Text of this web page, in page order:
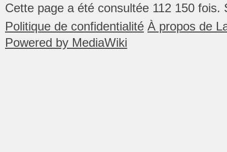
Cette page a été consultée 112 150 fois.
Politique de confidentialité À propos de
Powered by MediaWiki